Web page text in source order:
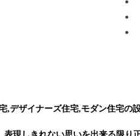
デザイナーズ住宅,モダン住宅の